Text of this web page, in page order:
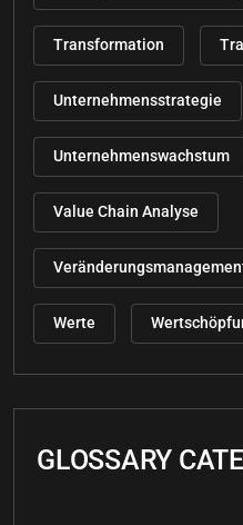
Transformation
Unternehmensstrategie
Unternehmenswachstum
Value Chain Analyse
Werte
GLOSSARY